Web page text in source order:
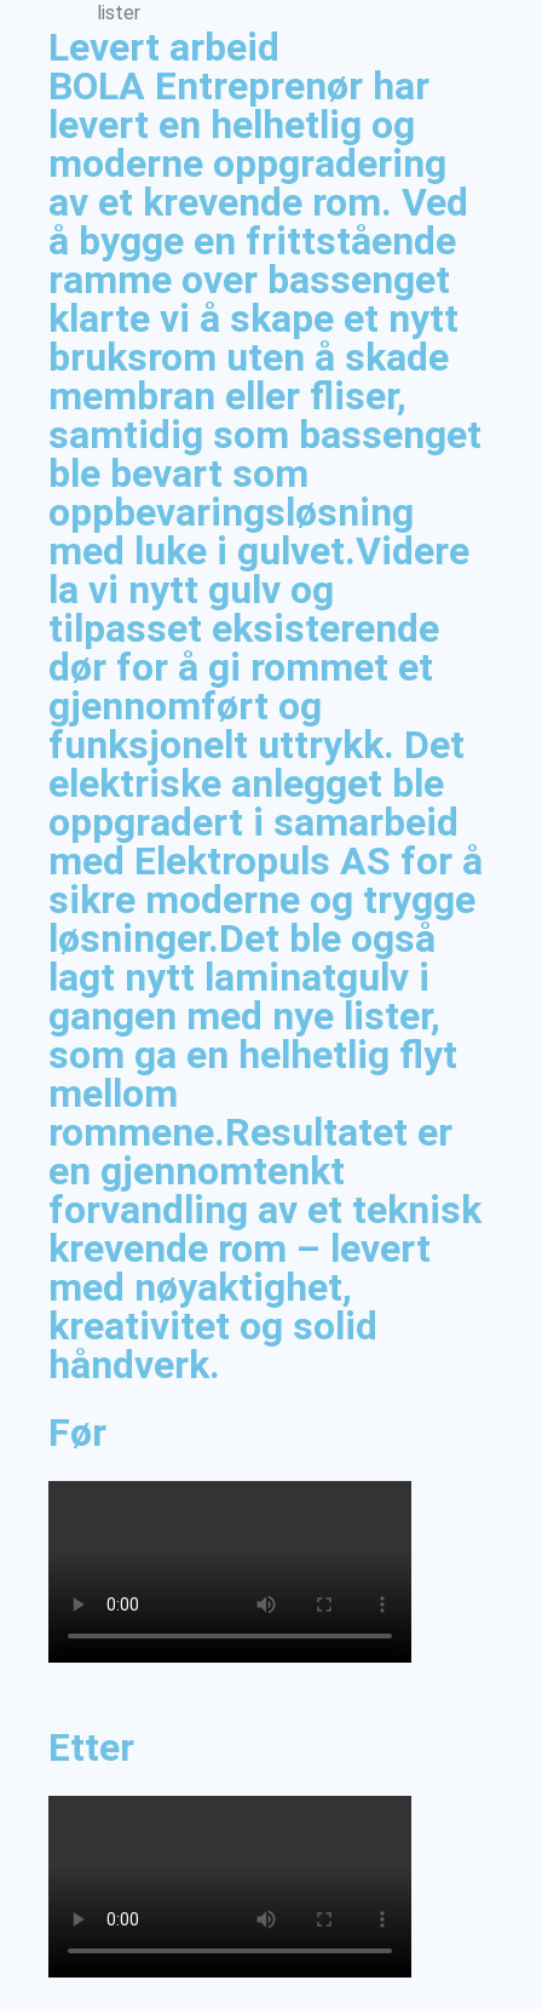
lister
Levert arbeid
BOLA Entreprenør har
levert en helhetlig og
moderne oppgradering
av et krevende rom. Ved
å bygge en frittstående
ramme over bassenget
klarte vi å skape et nytt
bruksrom uten å skade
membran eller fliser,
samtidig som bassenget
ble bevart som
oppbevaringsløsning
med luke i gulvet.Videre
la vi nytt gulv og
tilpasset eksisterende
dør for å gi rommet et
gjennomført og
funksjonelt uttrykk. Det
elektriske anlegget ble
oppgradert i samarbeid
med Elektropuls AS for å
sikre moderne og trygge
løsninger.Det ble også
lagt nytt laminatgulv i
gangen med nye lister,
som ga en helhetlig flyt
mellom
rommene.Resultatet er
en gjennomtenkt
forvandling av et teknisk
krevende rom – levert
med nøyaktighet,
kreativitet og solid
håndverk.
Før
Etter